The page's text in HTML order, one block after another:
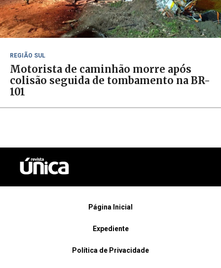
REGIÃO SUL
Motorista de caminhão morre após
colisão seguida de tombamento na BR-
101
Página Inicial
Expediente
Política de Privacidade